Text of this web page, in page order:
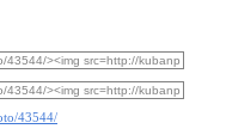
43544/